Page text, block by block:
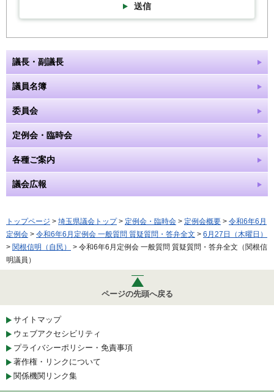
送信
議長・副議長
議員名簿
委員会
定例会・臨時会
各種ご案内
議会広報
トップページ > 埼玉県議会トップ> 定例会・臨時会 > 定例会概要 > 令和6年6月
定例会 > 令和6年6月定例会 一般質問 質疑質問・答弁全文 > 6月27日（木曜日）
> 関根信明（自民）
> 令和6年6月定例会 一般質問 質疑質問・答弁全文（関根信
明議員）
ページの先頭へ戻る
サイトマップ
ウェブアクセシビリティ
プライバシーポリシー・免責事項
著作権・リンクについて
関係機関リンク集